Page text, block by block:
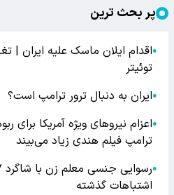
پر بحث ترین
●اقدام ایلان ماسک علیه ایران |
توئیتر
●ایران به دنبال ترور ترامپ است؟
●اعزام نیروهای ویژه آمریکا
ترامپ فیلم هندی زیاد می‌بیند
●
اشتباهات گذشته